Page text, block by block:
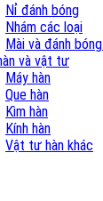
Nỉ đánh bóng
Nhám các loại
Mài và đánh
và vật tư
Máy hàn
Que hàn
Kìm hàn
Kính hàn
Vật tư hàn khác